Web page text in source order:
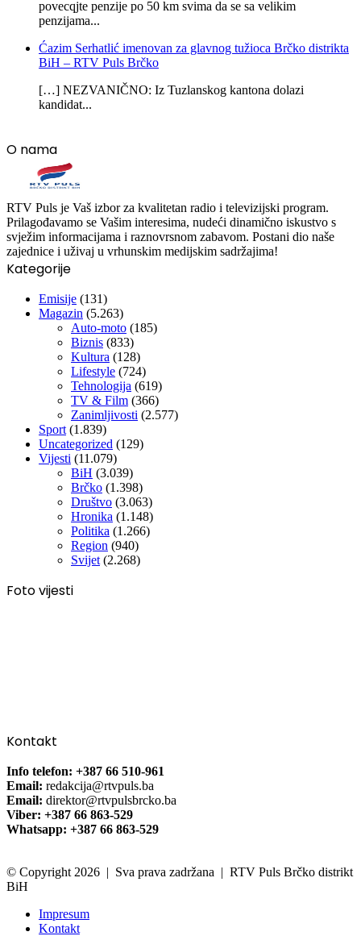
povecqjte penzije po 50 km svima da se sa velikim
penzijama...
Ćazim Serhatlić imenovan za glavnog tužioca Brčko distrikta
BiH – RTV Puls Brčko
[…] NEZVANIČNO: Iz Tuzlanskog kantona dolazi
kandidat...
O nama
RTV Puls je Vaš izbor za kvalitetan radio i televizijski program.
Prilagođavamo se Vašim interesima, nudeći dinamično iskustvo s
svježim informacijama i raznovrsnom zabavom. Postani dio naše
zajednice i uživaj u vrhunskim medijskim sadržajima!
Kategorije
Emisije (131)
Magazin (5.263)
Auto-moto (185)
Biznis (833)
Kultura (128)
Lifestyle (724)
Tehnologija (619)
TV & Film (366)
Zanimljivosti (2.577)
Sport (1.839)
Uncategorized (129)
Vijesti (11.079)
BiH (3.039)
Brčko (1.398)
Društvo (3.063)
Hronika (1.148)
Politika (1.266)
Region (940)
Svijet (2.268)
Foto vijesti
Kontakt
Info telefon: +387 66 510-961
Email: redakcija@rtvpuls.ba
Email: direktor@rtvpulsbrcko.ba
Viber: +387 66 863-529
Whatsapp: +387 66 863-529
© Copyright 2026 | Sva prava zadržana | RTV Puls Brčko distrikt
BiH
Impresum
Kontakt